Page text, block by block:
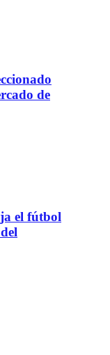
de
el fútbol